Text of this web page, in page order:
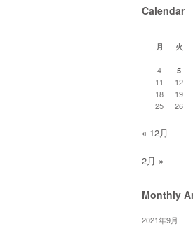
Calendar
月 火
4
5
11
12
18
19
25
26
« 12月
2月 »
Monthly
2021年9月